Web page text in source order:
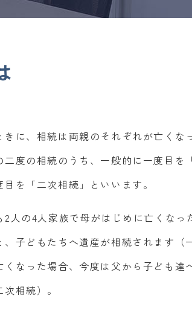
に、相続は両親のそれぞれが亡くな
二度の相続のうち、一般的に一度目を
を「二次相続」といいます。
人の4人家族で母がはじめに亡くなっ
子どもたちへ遺産が相続されます（
なった場合、今度は父から子ども達
相続）。